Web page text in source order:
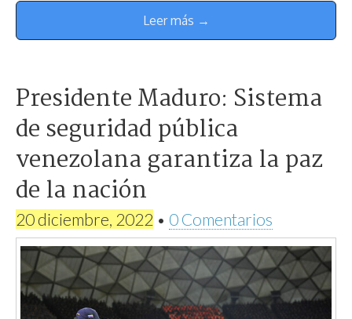
Leer más →
Presidente Maduro: Sistema
de seguridad pública
venezolana garantiza la paz
de la nación
20 diciembre, 2022 • 0 Comentarios